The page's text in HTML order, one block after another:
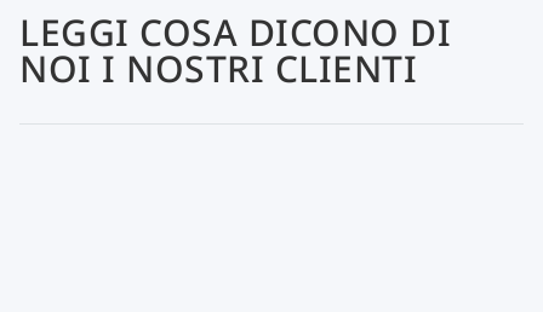
LEGGI COSA DICONO DI
NOI I NOSTRI CLIENTI